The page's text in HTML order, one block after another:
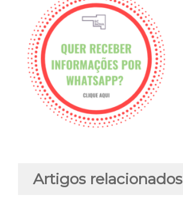
Artigos relacionados